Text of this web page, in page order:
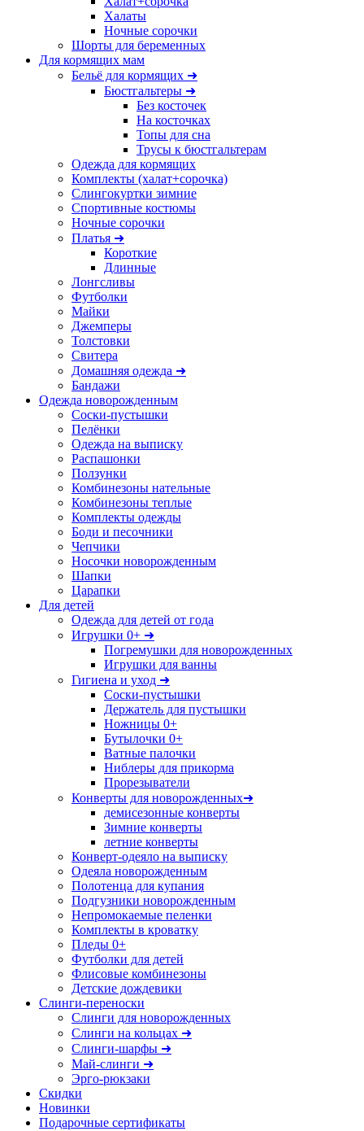
Халаты
Ночные сорочки
Шорты для беременных
Для кормящих мам
Бельё для кормящих ➜
Бюстгальтеры ➜
Без косточек
На косточках
Топы для сна
Трусы к бюстгальтерам
Одежда для кормящих
Комплекты (халат+сорочка)
Слингокуртки зимние
Спортивные костюмы
Ночные сорочки
Платья ➜
Короткие
Длинные
Лонгсливы
Футболки
Майки
Джемперы
Толстовки
Свитера
Домашняя одежда ➜
Бандажи
Одежда новорожденным
Соски-пустышки
Пелёнки
Одежда на выписку
Распашонки
Ползунки
Комбинезоны нательные
Комбинезоны теплые
Комплекты одежды
Боди и песочники
Чепчики
Носочки новорожденным
Шапки
Царапки
Для детей
Одежда для детей от года
Игрушки 0+ ➜
Погремушки для новорожденных
Игрушки для ванны
Гигиена и уход ➜
Соски-пустышки
Держатель для пустышки
Ножницы 0+
Бутылочки 0+
Ватные палочки
Ниблеры для прикорма
Прорезыватели
Конверты для новорожденных➜
демисезонные конверты
Зимние конверты
летние конверты
Конверт-одеяло на выписку
Одеяла новорожденным
Полотенца для купания
Подгузники новорожденным
Непромокаемые пеленки
Комплекты в кроватку
Пледы 0+
Футболки для детей
Флисовые комбинезоны
Детские дождевики
Слинги-переноски
Слинги для новорожденных
Слинги на кольцах ➜
Слинги-шарфы ➜
Май-слинги ➜
Эрго-рюкзаки
Скидки
Новинки
Подарочные сертификаты